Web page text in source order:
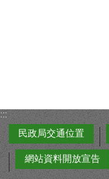
:::
民政局交通位置
網站資料開放宣告